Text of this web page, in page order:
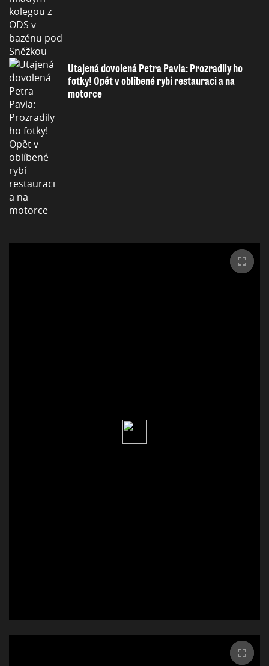
Utajená dovolená Petra Pavla: Prozradily ho
fotky! Opět v oblíbené rybí restauraci a na
motorce